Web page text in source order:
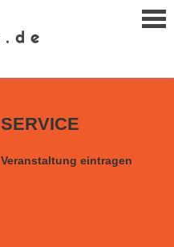
SERVICE
Veranstaltung eintragen